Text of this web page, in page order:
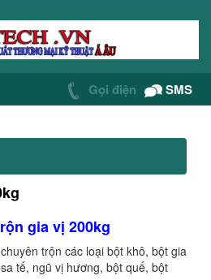
Gọi điện SMS
gia vị 200kg
chuyên trộn các loại bột khô, bột gia
tế, ngũ vị hương, bột quế, bột